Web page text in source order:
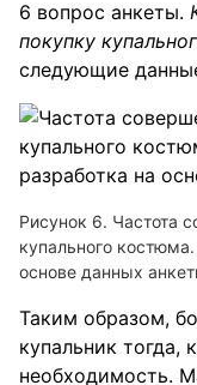
6 вопрос анкеты.
покупку
следующие
Рисунок 6. Частота
купального
основе данных
Таким образом,
купальник тогда,
необходимость.